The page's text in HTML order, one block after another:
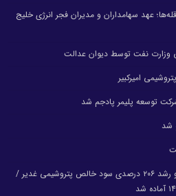
عهد سهامداران و مدیران فجر انرژی خلیج
وزارت نفت توسط دیوان عدالت
امیرکبیر
توسعه پلیمر پادجم شد
شد
رشد ۲۴ درصدی درآمد عملیاتی و رشد ۲۰۶ درصدی سود خالص پتروشیمی غدیر /